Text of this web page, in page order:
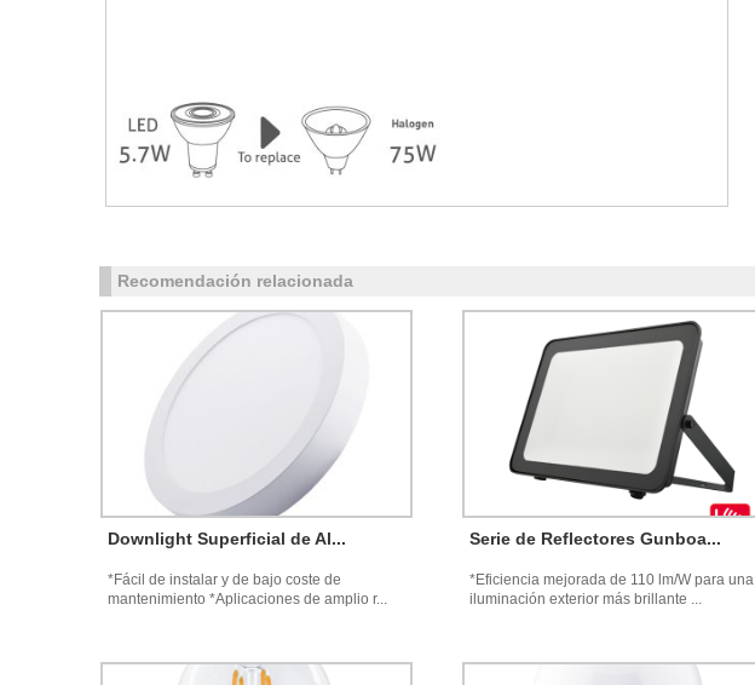
Recomendación relacionada
Downlight Superficial de Al...
*Fácil de instalar y de bajo coste de
mantenimiento *Aplicaciones de amplio r...
Serie de Reflectores Gunboa...
*Eficiencia mejorada de 110 lm/W para una
iluminación exterior más brillante ...